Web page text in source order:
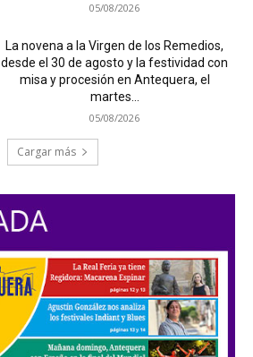
05/08/2026
La novena a la Virgen de los Remedios,
desde el 30 de agosto y la festividad con
misa y procesión en Antequera, el
martes...
05/08/2026
Cargar más